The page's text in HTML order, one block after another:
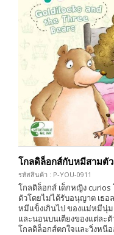
โกลดิล็อกส์กับหมีสามตัว
รหัสสินค้า : P-YOU-0911
โกลดิล็อกส์ เด็กหญิง
ตัวโดยไม่ได้รับอนุญาต เธ
หมีแข็งเกินไป ของแม่หมีนุ่ม
และนอนบนเตียงของแต่ละ
โกลดิล็อกส์ตกใจและวิ่งหนี